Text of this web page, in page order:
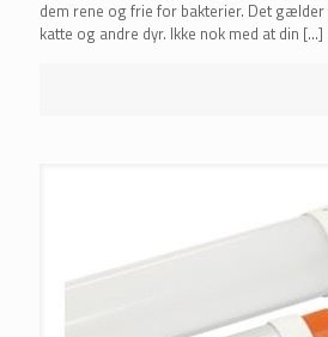
dem rene og frie for bakterier. Det
katte og andre dyr. Ikke nok med at din […]